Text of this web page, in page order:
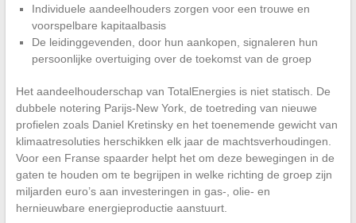
Individuele aandeelhouders zorgen voor een trouwe en
voorspelbare kapitaalbasis
De leidinggevenden, door hun aankopen, signaleren hun
persoonlijke overtuiging over de toekomst van de groep
Het aandeelhouderschap van TotalEnergies is niet statisch. De
dubbele notering Parijs-New York, de toetreding van nieuwe
profielen zoals Daniel Kretinsky en het toenemende gewicht van
klimaatresoluties herschikken elk jaar de machtsverhoudingen.
Voor een Franse spaarder helpt het om deze bewegingen in de
gaten te houden om te begrijpen in welke richting de groep zijn
miljarden euro’s aan investeringen in gas-, olie- en
hernieuwbare energieproductie aanstuurt.